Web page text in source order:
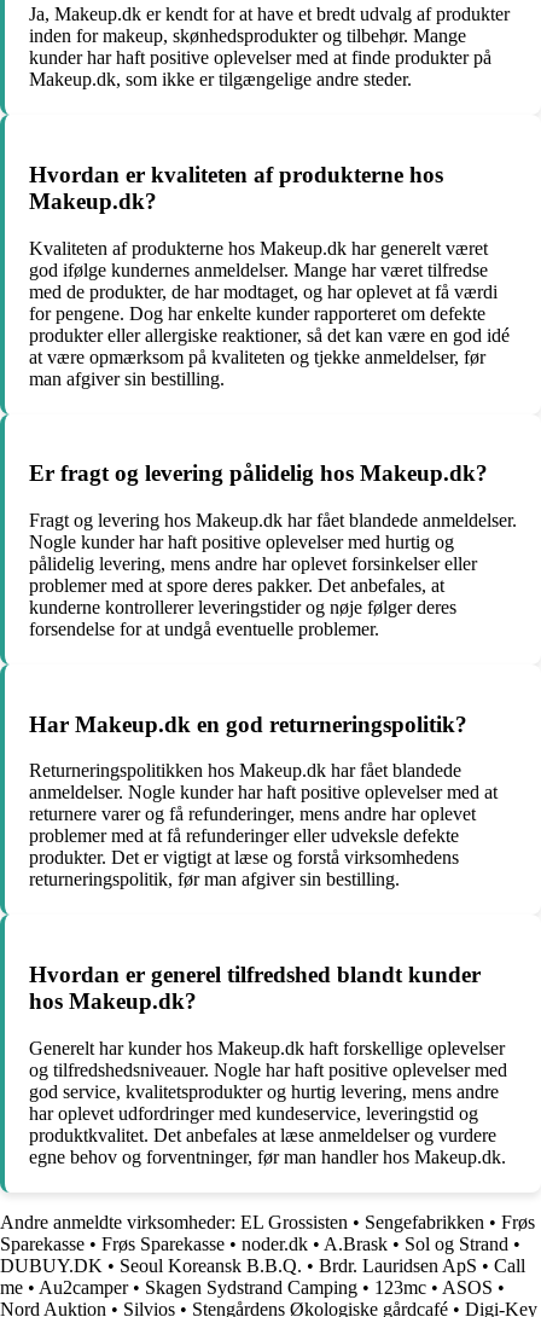
Ja, Makeup.dk er kendt for at have et bredt udvalg af produkter
inden for makeup, skønhedsprodukter og tilbehør. Mange
kunder har haft positive oplevelser med at finde produkter på
Makeup.dk, som ikke er tilgængelige andre steder.
Hvordan er kvaliteten af produkterne hos
Makeup.dk?
Kvaliteten af produkterne hos Makeup.dk har generelt været
god ifølge kundernes anmeldelser. Mange har været tilfredse
med de produkter, de har modtaget, og har oplevet at få værdi
for pengene. Dog har enkelte kunder rapporteret om defekte
produkter eller allergiske reaktioner, så det kan være en god idé
at være opmærksom på kvaliteten og tjekke anmeldelser, før
man afgiver sin bestilling.
Er fragt og levering pålidelig hos Makeup.dk?
Fragt og levering hos Makeup.dk har fået blandede anmeldelser.
Nogle kunder har haft positive oplevelser med hurtig og
pålidelig levering, mens andre har oplevet forsinkelser eller
problemer med at spore deres pakker. Det anbefales, at
kunderne kontrollerer leveringstider og nøje følger deres
forsendelse for at undgå eventuelle problemer.
Har Makeup.dk en god returneringspolitik?
Returneringspolitikken hos Makeup.dk har fået blandede
anmeldelser. Nogle kunder har haft positive oplevelser med at
returnere varer og få refunderinger, mens andre har oplevet
problemer med at få refunderinger eller udveksle defekte
produkter. Det er vigtigt at læse og forstå virksomhedens
returneringspolitik, før man afgiver sin bestilling.
Hvordan er generel tilfredshed blandt kunder
hos Makeup.dk?
Generelt har kunder hos Makeup.dk haft forskellige oplevelser
og tilfredshedsniveauer. Nogle har haft positive oplevelser med
god service, kvalitetsprodukter og hurtig levering, mens andre
har oplevet udfordringer med kundeservice, leveringstid og
produktkvalitet. Det anbefales at læse anmeldelser og vurdere
egne behov og forventninger, før man handler hos Makeup.dk.
Andre anmeldte virksomheder: EL Grossisten • Sengefabrikken • Frøs
Sparekasse • Frøs Sparekasse • noder.dk • A.Brask • Sol og Strand •
DUBUY.DK • Seoul Koreansk B.B.Q. • Brdr. Lauridsen ApS • Call
me • Au2camper• Skagen Sydstrand Camping • 123mc • ASOS •
Nord Auktion • Silvios • Stengårdens Økologiske gårdcafé • Digi-Key